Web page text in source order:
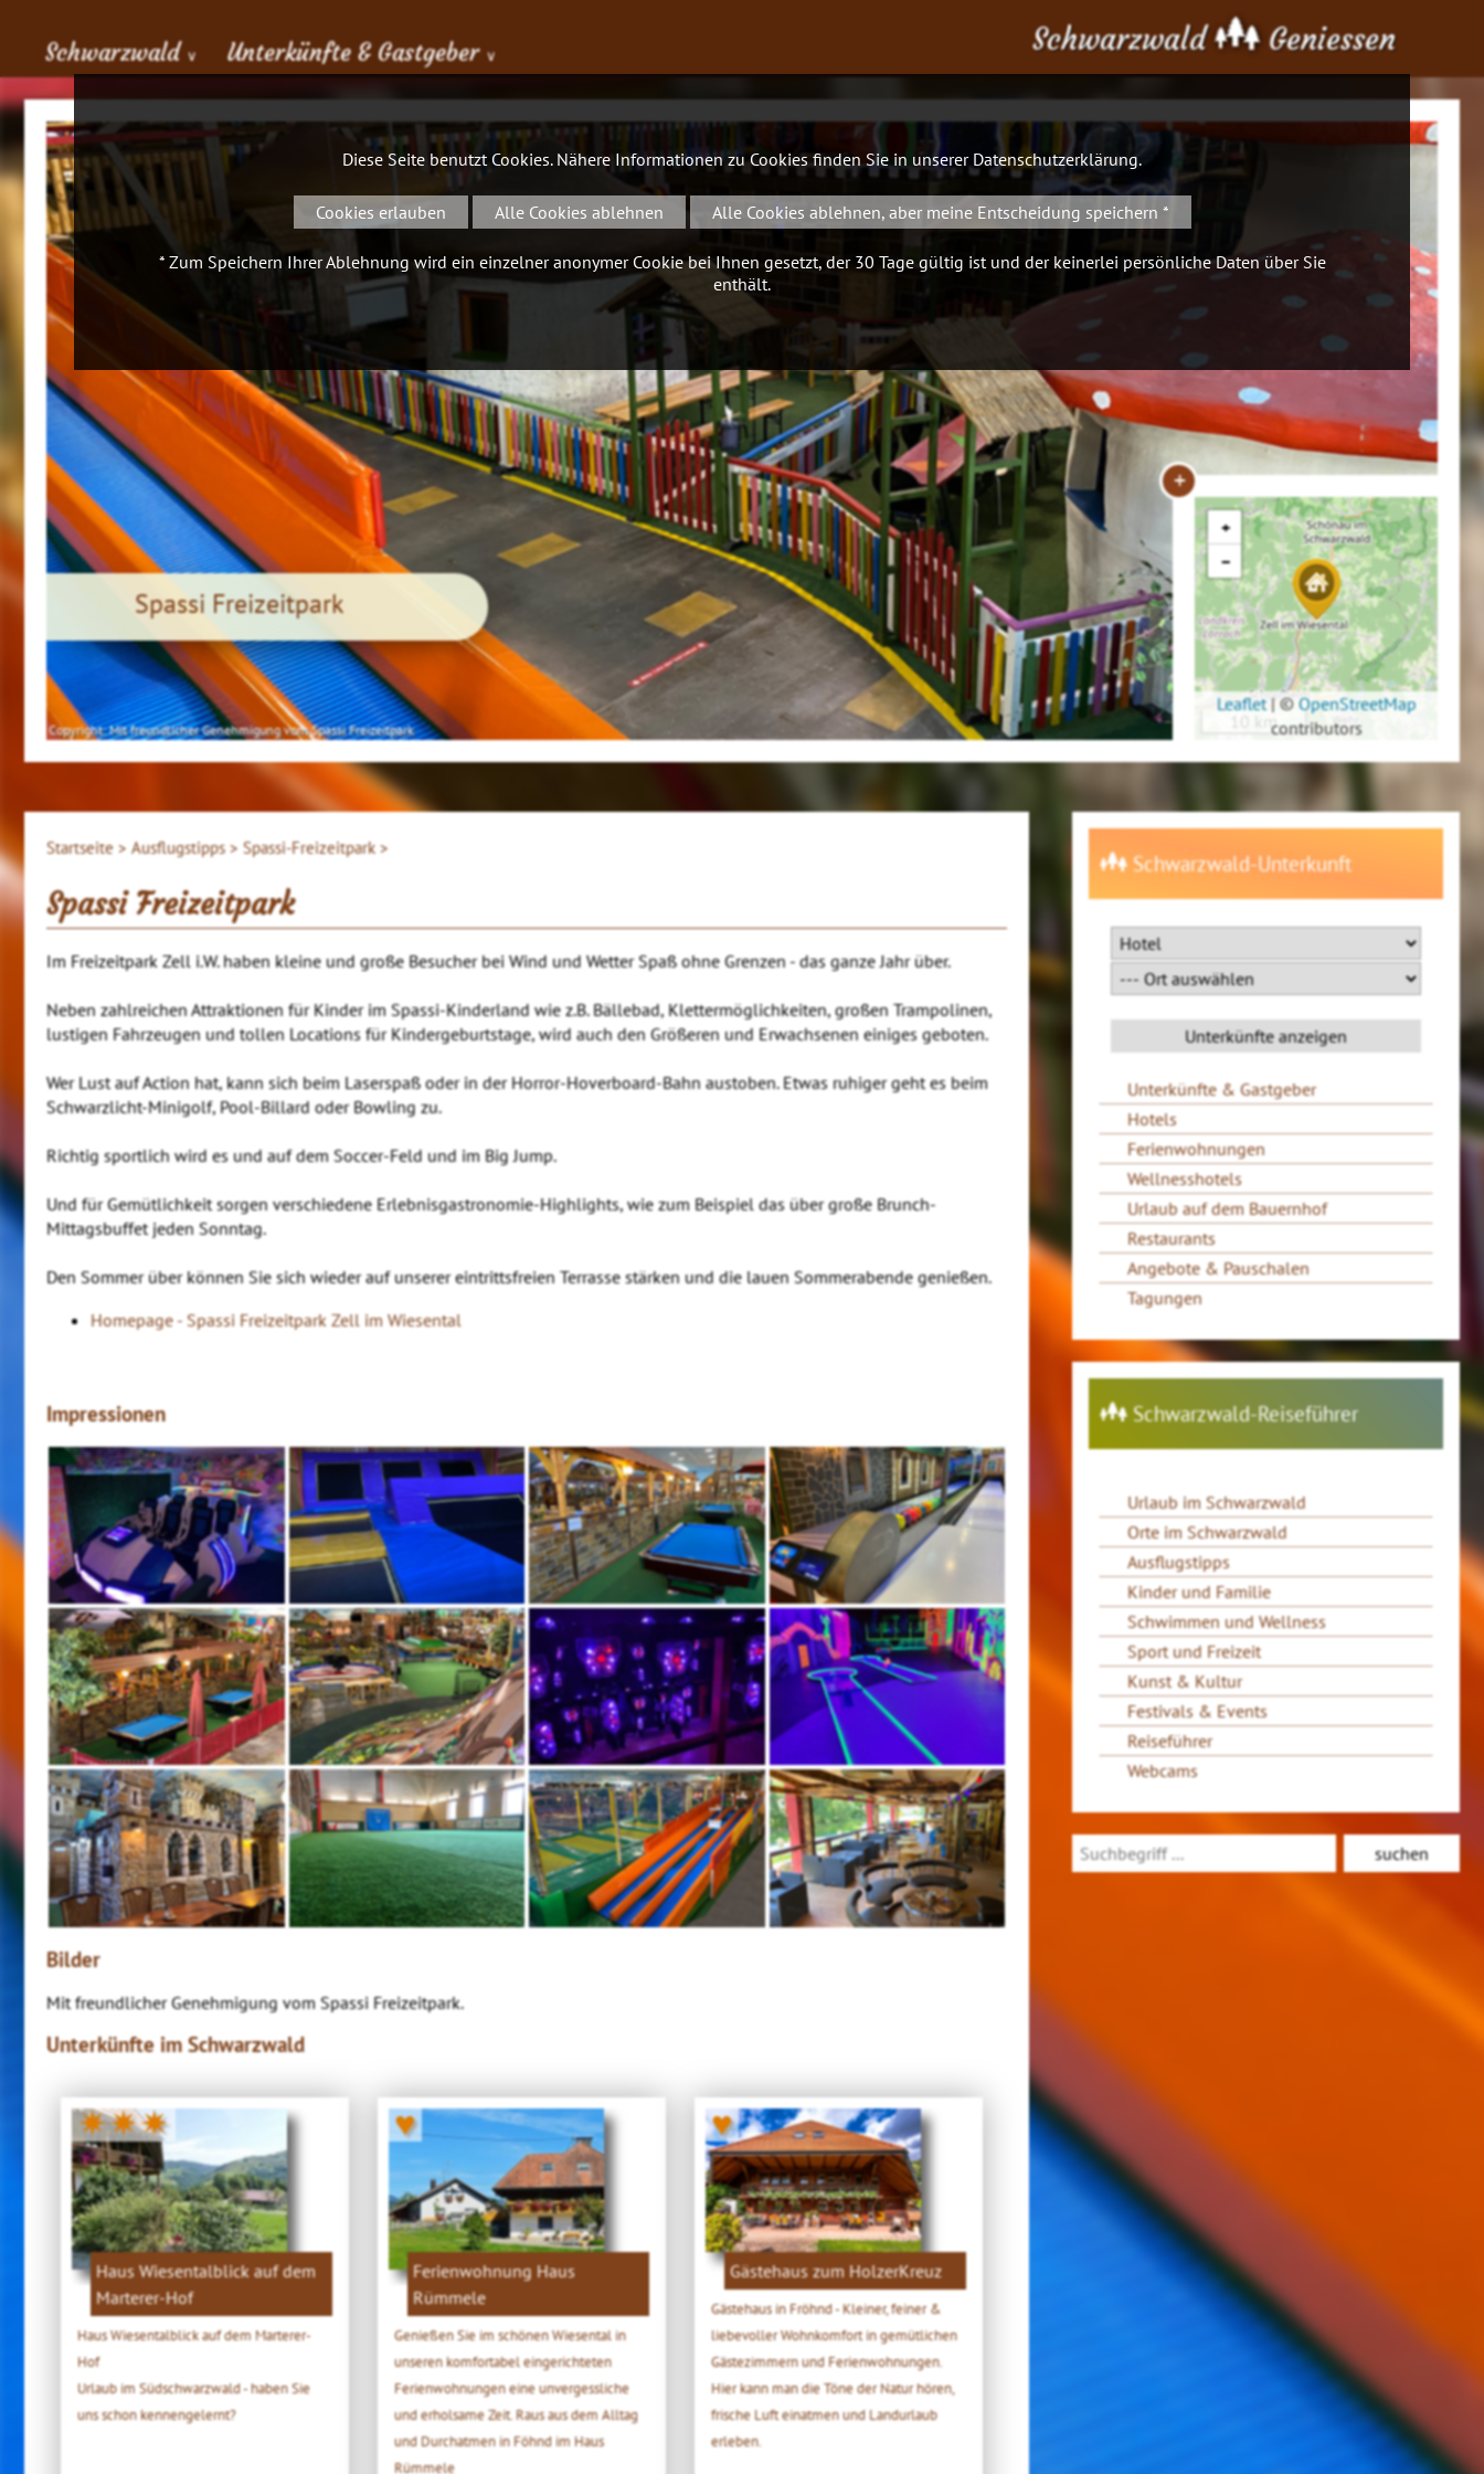
Schwarzwald ∨ Unterkünfte & Gastgeber ∨ Schwarzwald Geniessen
Copyright: Mit freundlicher Genehmigung vom Spassi Freizeitpark
Spassi Freizeitpark
+
+
−
10 km
Leaflet |©OpenStreetMap
contributors
Startseite > Ausflugstipps > Spassi-Freizeitpark >
Spassi Freizeitpark
Im Freizeitpark Zell i.W. haben kleine und große Besucher bei Wind und Wetter Spaß ohne Grenzen - das ganze Jahr über.
Neben zahlreichen Attraktionen für Kinder im Spassi-Kinderland wie z.B. Bällebad, Klettermöglichkeiten, großen Trampolinen,
lustigen Fahrzeugen und tollen Locations für Kindergeburtstage, wird auch den Größeren und Erwachsenen einiges geboten.
Wer Lust auf Action hat, kann sich beim Laserspaß oder in der Horror-Hoverboard-Bahn austoben. Etwas ruhiger geht es beim
Schwarzlicht-Minigolf, Pool-Billard oder Bowling zu.
Richtig sportlich wird es und auf dem Soccer-Feld und im Big Jump.
Und für Gemütlichkeit sorgen verschiedene Erlebnisgastronomie-Highlights, wie zum Beispiel das über große Brunch-
Mittagsbuffet jeden Sonntag.
Den Sommer über können Sie sich wieder auf unserer eintrittsfreien Terrasse stärken und die lauen Sommerabende genießen.
Homepage - Spassi Freizeitpark Zell im Wiesental
Impressionen
Bilder
Mit freundlicher Genehmigung vom Spassi Freizeitpark.
Unterkünfte im Schwarzwald
✷✷✷
Haus Wiesentalblick auf dem
Marterer-Hof
Haus Wiesentalblick auf dem Marterer-
Hof
Urlaub im Südschwarzwald - haben Sie
uns schon kennengelernt?
♥
Ferienwohnung Haus
Rümmele
Genießen Sie im schönen Wiesental in
unseren komfortabel eingerichteten
Ferienwohnungen eine unvergessliche
und erholsame Zeit. Raus aus dem Alltag
und Durchatmen in Föhnd im Haus
Rümmele
♥
Gästehaus zum HolzerKreuz
Gästehaus in Fröhnd - Kleiner, feiner &
liebevoller Wohnkomfort in gemütlichen
Gästezimmern und Ferienwohnungen.
Hier kann man die Töne der Natur hören,
frische Luft einatmen und Landurlaub
erleben.
Schwarzwald-Unterkunft
Unterkünfte & Gastgeber
Hotels
Ferienwohnungen
Wellnesshotels
Urlaub auf dem Bauernhof
Restaurants
Angebote & Pauschalen
Tagungen
Schwarzwald-Reiseführer
Urlaub im Schwarzwald
Orte im Schwarzwald
Ausflugstipps
Kinder und Familie
Schwimmen und Wellness
Sport und Freizeit
Kunst & Kultur
Festivals & Events
Reiseführer
Webcams
Diese Seite benutzt Cookies. Nähere Informationen zu Cookies finden Sie in unserer Datenschutzerklärung.
Cookies erlauben Alle Cookies ablehnen Alle Cookies ablehnen, aber meine Entscheidung speichern *
* Zum Speichern Ihrer Ablehnung wird ein einzelner anonymer Cookie bei Ihnen gesetzt, der 30 Tage gültig ist und der keinerlei persönliche Daten über Sie
enthält.